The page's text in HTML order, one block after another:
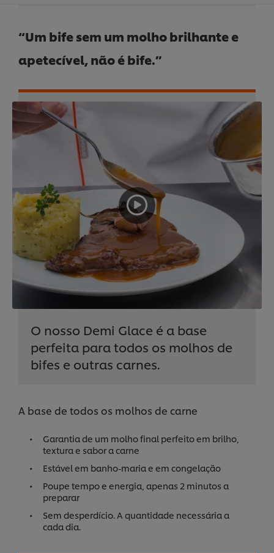
“Um bife sem um molho brilhante e
apetecível, não é bife.”
O nosso Demi Glace é a base
perfeita para todos os molhos de
bifes e outras carnes.
A base de todos os molhos de carne
Garantia de um molho final perfeito em brilho,
textura e sabor a carne
Estável em banho-maria e em congelação
Poupe tempo e energia, apenas 2 minutos a
preparar
Sem desperdício. A quantidade necessária a
cada dia.